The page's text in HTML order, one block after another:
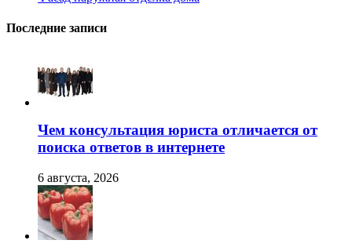
Последние записи
Чем консультация юриста отличается от
поиска ответов в интернете
6 августа, 2026